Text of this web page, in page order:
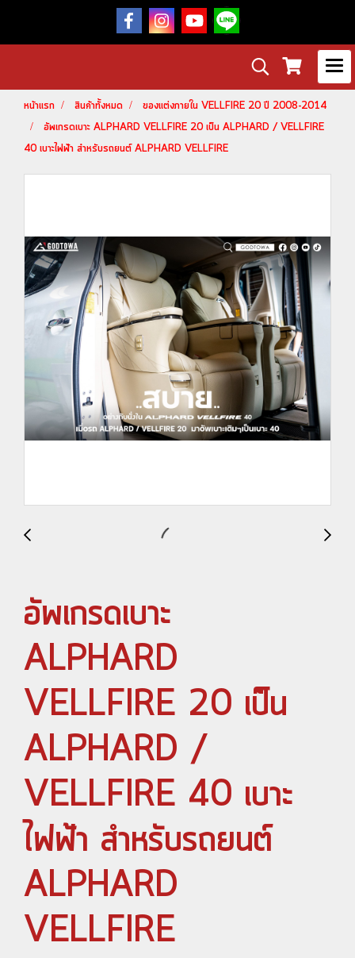
หน้าแรก สินค้าทั้งหมด
ของแต่งภายใน VELLFIRE 20 ปี 2008-2014
อัพเกรดเบาะ ALPHARD VELLFIRE 20 เป็น ALPHARD / VELLFIRE
40 เบาะไฟฟ้า สำหรับรถยนต์ ALPHARD VELLFIRE
อัพเกรดเบาะ
ALPHARD
VELLFIRE 20 เป็น
ALPHARD /
VELLFIRE 40 เบาะ
ไฟฟ้า สำหรับรถยนต์
ALPHARD
VELLFIRE